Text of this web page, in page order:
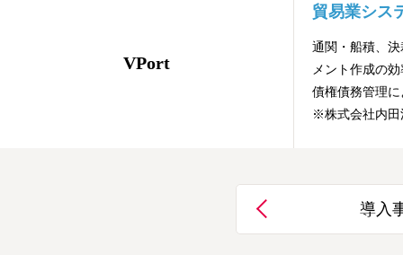
VPort
貿易業シス
通関・船積、
メント作成の
債権債務管理
※株式会社内田
導入